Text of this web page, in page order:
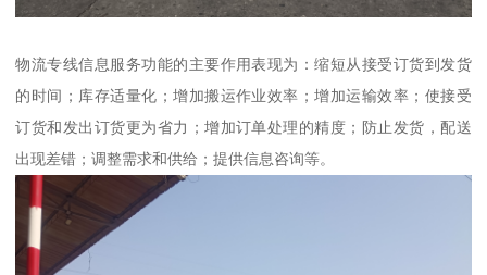
物流专线信息服务功能的主要作用表现为：缩短从接受订货到发货
的时间；库存适量化；增加搬运作业效率；增加运输效率；使接受
订货和发出订货更为省力；增加订单处理的精度；防止发货，配送
出现差错；调整需求和供给；提供信息咨询等。